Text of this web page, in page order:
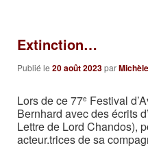
Extinction…
Publié le 20 août 2023par
Lors de ce 77e Festival
Bernhard avec des écrits
Lettre de Lord Chandos),
acteur.trices de sa